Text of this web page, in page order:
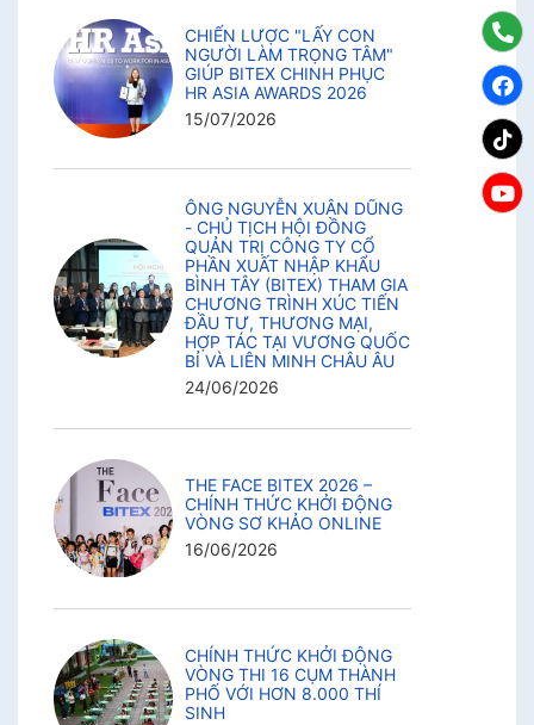
CHIẾN LƯỢC "LẤY CON
NGƯỜI LÀM TRỌNG TÂM"
GIÚP BITEX CHINH PHỤC
HR ASIA AWARDS 2026
15/07/2026
ÔNG NGUYỄN XUÂN DŨNG
- CHỦ TỊCH HỘI ĐỒNG
QUẢN TRỊ CÔNG TY CỔ
PHẦN XUẤT NHẬP KHẨU
BÌNH TÂY (BITEX) THAM GIA
CHƯƠNG TRÌNH XÚC TIẾN
ĐẦU TƯ, THƯƠNG MẠI,
HỢP TÁC TẠI VƯƠNG QUỐC
BỈ VÀ LIÊN MINH CHÂU ÂU
24/06/2026
THE FACE BITEX 2026 –
CHÍNH THỨC KHỞI ĐỘNG
VÒNG SƠ KHẢO ONLINE
16/06/2026
CHÍNH THỨC KHỞI ĐỘNG
VÒNG THI 16 CỤM THÀNH
PHỐ VỚI HƠN 8.000 THÍ
SINH